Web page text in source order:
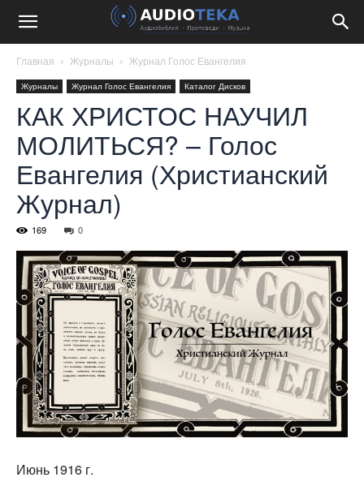
Главная Журналы Журнал Голос Евангелия
Журналы Журнал Голос Евангелия Каталог Дисков
КАК ХРИСТОС НАУЧИЛ
МОЛИТЬСЯ? – Голос
Евангелия (Христианский
Журнал)
169 0
Июнь 1916 г.